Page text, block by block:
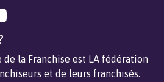
de la Franchise est LA fédération
et de leurs franchisés.